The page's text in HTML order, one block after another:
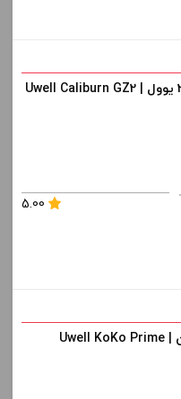
خرید
، گزینه های محصول را
پاد کالیبرن جی زد 2 یوول | Uwell Caliburn GZ2
5.00
پاد کوکو پرایم ویژن | Uwell KoKo Prime